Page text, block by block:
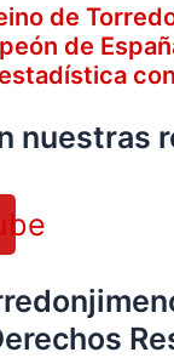
de
de
nuestras